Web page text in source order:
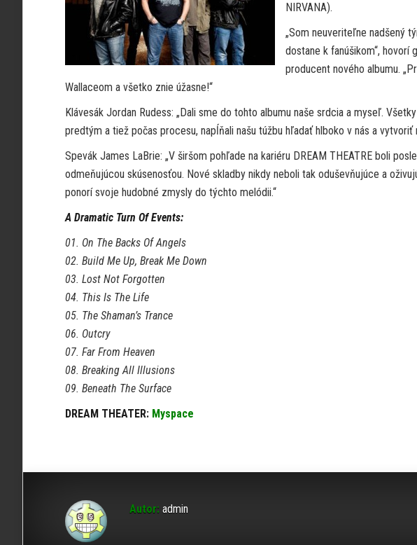
NIRVANA).
„Som neuveriteľne nadšený
dostane k fanúšikom“,
producent nového albumu.
Wallaceom a všetko znie úžasne!“
Klávesák Jordan Rudess: „Dali sme do tohto albumu naše srdcia a myseľ.
predtým a tiež počas procesu, napĺňali našu túžbu hľadať hlboko v nás a vytvoriť
Spevák James LaBrie: „V širšom pohľade na kariéru DREAM THEATRE boli
odmeňujúcou skúsenosťou. Nové skladby nikdy neboli tak oduševňujúce a
ponorí svoje hudobné zmysly do týchto melódii.“
A Dramatic Turn Of Events:
01. On The Backs Of Angels
02. Build Me Up, Break Me Down
03. Lost Not Forgotten
04. This Is The Life
05. The Shaman’s Trance
06. Outcry
07. Far From Heaven
08. Breaking All Illusions
09. Beneath The Surface
DREAM THEATER: Myspace
Autor: admin